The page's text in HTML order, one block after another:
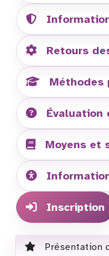
Retours
Méthodes
Évaluation
Moyens et
Inscription
Présentation